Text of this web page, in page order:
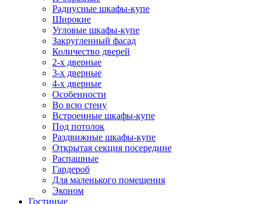
Радиусные шкафы-купе
Широкие
Угловые шкафы-купе
Закругленный фасад
Количество дверей
2-х дверные
3-х дверные
4-х дверные
Особенности
Во всю стену
Встроенные шкафы-купе
Под потолок
Раздвижные шкафы-купе
Открытая секция посередине
Распашные
Гардероб
Для маленького помещения
Эконом
Гостиные